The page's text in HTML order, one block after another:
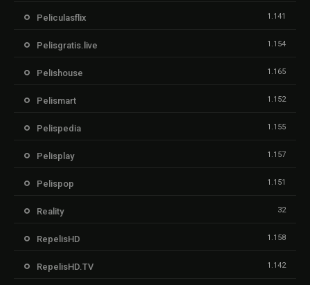
Peliculasflix 1.141
Pelisgratis.live 1.154
Pelishouse 1.165
Pelismart 1.152
Pelispedia 1.155
Pelisplay 1.157
Pelispop 1.151
Reality 32
RepelisHD 1.158
RepelisHD.TV 1.142